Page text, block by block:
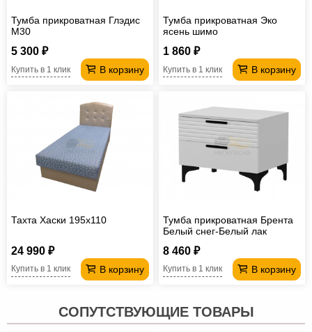
Тумба прикроватная Глэдис
М30
5 300 ₽
В корзину
Купить в 1 клик
Тумба прикроватная Эко
ясень шимо
1 860 ₽
В корзину
Купить в 1 клик
Тахта Хаски 195х110
24 990 ₽
В корзину
Купить в 1 клик
Тумба прикроватная Брента
Белый снег-Белый лак
8 460 ₽
В корзину
Купить в 1 клик
СОПУТСТВУЮЩИЕ ТОВАРЫ